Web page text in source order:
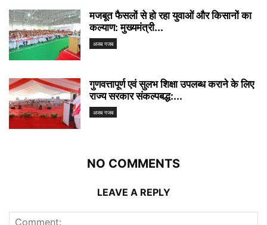
मजबूत फैसलों से हो रहा युवाओं और किसानों का
कल्याण: मुख्यमंत्री...
अजब गजब
गुणवत्तापूर्ण एवं सुलभ शिक्षा उपलब्ध कराने के लिए
राज्य सरकार संकल्पबद्ध:...
अजब गजब
NO COMMENTS
LEAVE A REPLY